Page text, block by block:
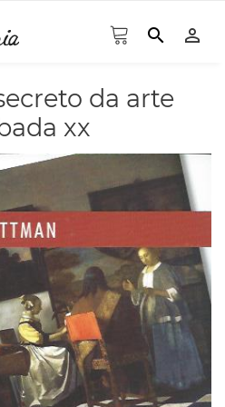
search person_outline
da arte
xx